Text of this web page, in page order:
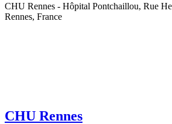
CHU Rennes - Hôpital Pontchaillou, Rue
Rennes, France
CHU Rennes